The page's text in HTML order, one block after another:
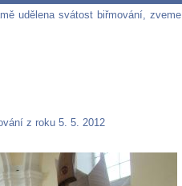
udělena svátost biřmování, zveme
z roku 5. 5. 2012